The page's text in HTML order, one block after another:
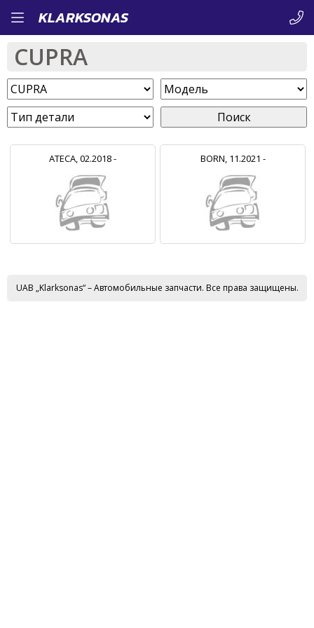
Перейти
к
содержанию
KLARKSONAS
CUPRA
Поиск
ATECA, 02.2018 - BORN, 11.2021 -
UAB „Klarksonas“ – Автомобильные запчасти. Все права защищены.